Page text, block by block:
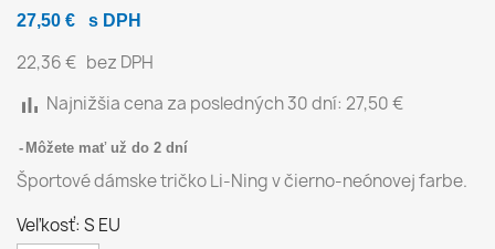
27,50 € s DPH
22,36 € bez DPH
bar_chart Najnižšia cena za posledných 30 dní: 27,50 €
Môžete mať už do 2 dní
Športové dámske tričko Li-Ning v čierno-neónovej farbe.
Veľkosť: S EU